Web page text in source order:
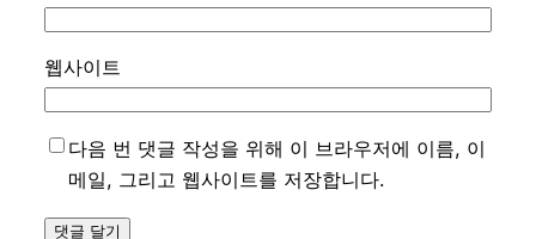
웹사이트
다음 번 댓글 작성을 위해 이 브라우저에 이름, 이
메일, 그리고 웹사이트를 저장합니다.